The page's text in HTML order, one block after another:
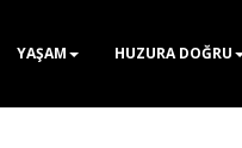
YAŞAM HUZURA DOĞRU